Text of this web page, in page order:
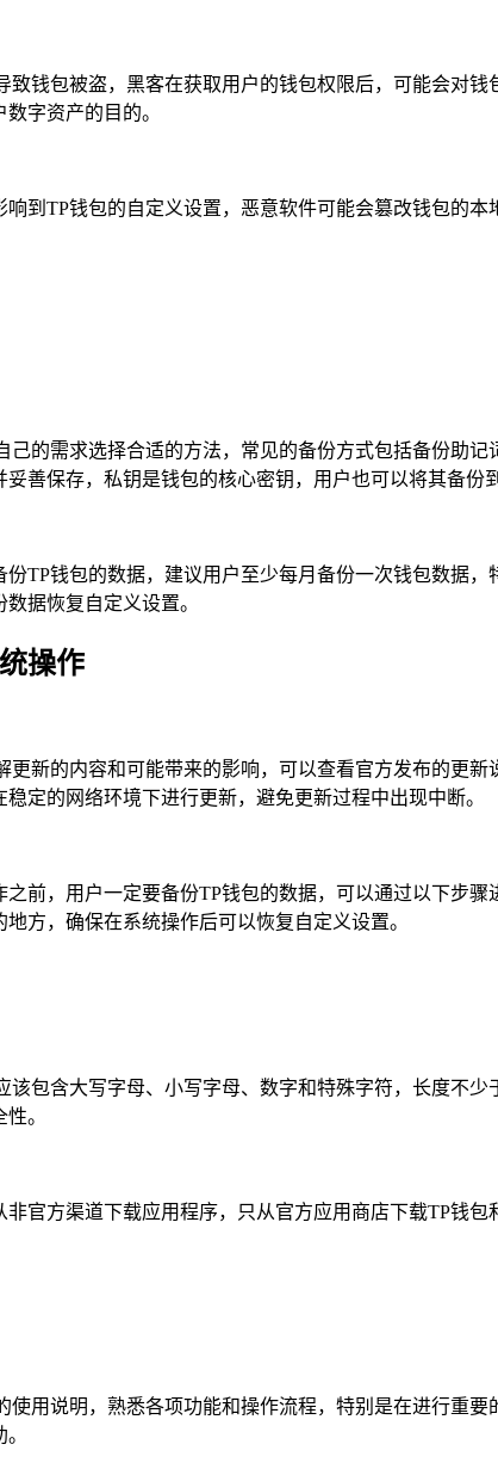
致钱包被盗，黑客在获取用户的钱包权限后，可能会对
字资产的目的。
到TP钱包的自定义设置，恶意软件可能会篡改钱包的
的需求选择合适的方法，常见的备份方式包括备份助
善保存，私钥是钱包的核心密钥，用户也可以将其备
TP钱包的数据，建议用户至少每月备份一次钱包数据
据恢复自定义设置。
操作
新的内容和可能带来的影响，可以查看官方发布的更
定的网络环境下进行更新，避免更新过程中出现中断。
前，用户一定要备份TP钱包的数据，可以通过以下步
方，确保在系统操作后可以恢复自定义设置。
该包含大写字母、小写字母、数字和特殊字符，长度不
。
官方渠道下载应用程序，只从官方应用商店下载TP钱
使用说明，熟悉各项功能和操作流程，特别是在进行重